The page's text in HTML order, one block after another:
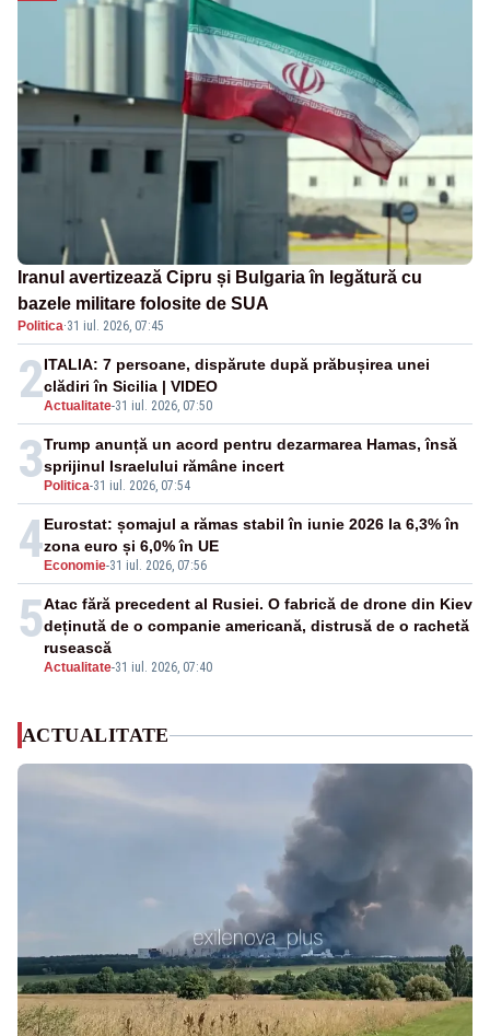
Iranul avertizează Cipru și Bulgaria în legătură cu
bazele militare folosite de SUA
Politica·31 iul. 2026, 07:45
2Actualitate-31 iul. 2026, 07:50
ITALIA: 7 persoane, dispărute după prăbușirea unei
clădiri în Sicilia | VIDEO
3 Politica-31 iul. 2026, 07:54
Trump anunță un acord pentru dezarmarea Hamas, însă
sprijinul Israelului rămâne incert
4 Economie-31 iul. 2026, 07:56
Eurostat: șomajul a rămas stabil în iunie 2026 la 6,3% în
zona euro și 6,0% în UE
5
Actualitate-31 iul. 2026, 07:40
Atac fără precedent al Rusiei. O fabrică de drone din Kiev
deținută de o companie americană, distrusă de o rachetă
rusească
ACTUALITATE